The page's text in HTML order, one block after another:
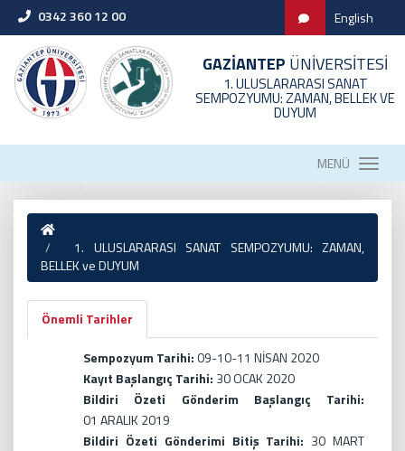
0342 360 12 00 English
GAZİANTEP ÜNİVERSİTESİ
1. ULUSLARARASI SANAT
SEMPOZYUMU: ZAMAN, BELLEK VE
DUYUM
MENÜ
1. ULUSLARARASI SANAT SEMPOZYUMU: ZAMAN,
BELLEK ve DUYUM
Önemli Tarihler
Sempozyum Tarihi:09-10-11 NİSAN 2020
Kayıt Başlangıç Tarihi: 30 OCAK 2020
Bildiri Özeti Gönderim Başlangıç Tarihi:
01 ARALIK 2019
Bildiri Özeti Gönderimi Bitiş Tarihi: 30 MART